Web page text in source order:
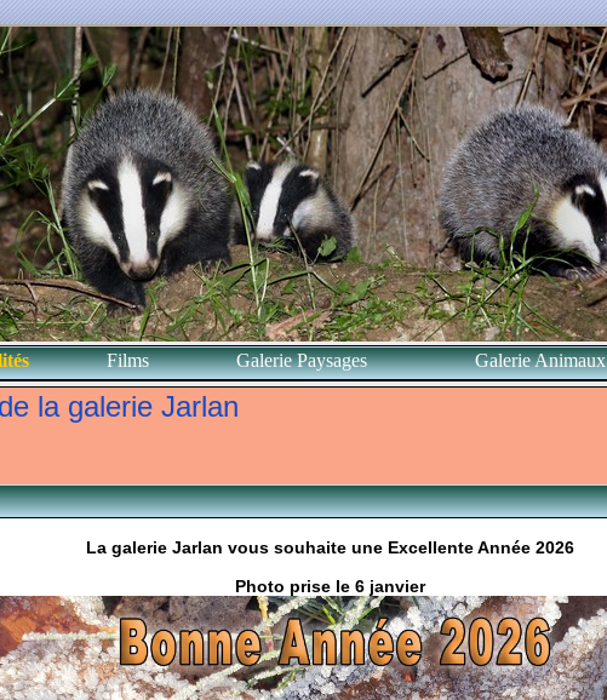
Films Galerie Paysages Galerie Animaux
la galerie Jarlan
La galerie Jarlan vous souhaite une Excellente Année 2026
Photo prise le 6 janvier